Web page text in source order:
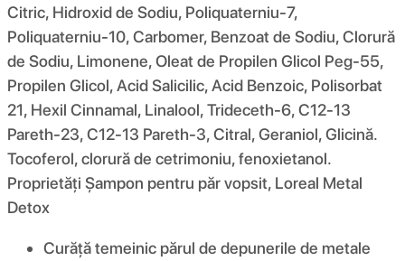
Citric, Hidroxid de Sodiu, Poliquaterniu-7,
Poliquaterniu-10, Carbomer, Benzoat de Sodiu, Clorură
de Sodiu, Limonene, Oleat de Propilen Glicol Peg-55,
Propilen Glicol, Acid Salicilic, Acid Benzoic, Polisorbat
21, Hexil Cinnamal, Linalool, Trideceth-6, C12-13
Pareth-23, C12-13 Pareth-3, Citral, Geraniol, Glicină.
Tocoferol, clorură de cetrimoniu, fenoxietanol.
Proprietăți Șampon pentru păr vopsit, Loreal Metal
Detox
Curăță temeinic părul de depunerile de metale